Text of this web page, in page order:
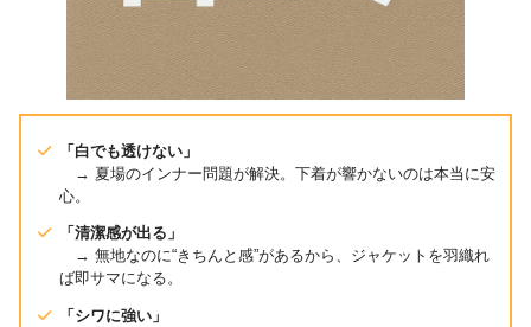
「白でも透けない」
→ 夏場のインナー問題が解決。下着が響かないのは本当に安
心。
「清潔感が出る」
→ 無地なのに“きちんと感”があるから、ジャケットを羽織れ
ば即サマになる。
「シワに強い」